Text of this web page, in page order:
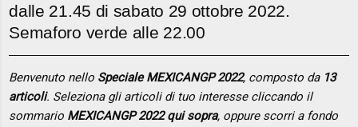
dalle 21.45 di sabato 29 ottobre 2022.
Semaforo verde alle 22.00
Benvenuto nello Speciale MEXICANGP 2022, composto da 13
articoli. Seleziona gli articoli di tuo interesse cliccando il
sommario MEXICANGP 2022 qui sopra, oppure scorri a fondo